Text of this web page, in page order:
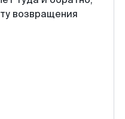
возвращения